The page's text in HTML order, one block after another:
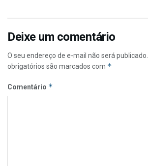
Deixe um comentário
O seu endereço de e-mail não será publicado.
obrigatórios são marcados com *
Comentário *